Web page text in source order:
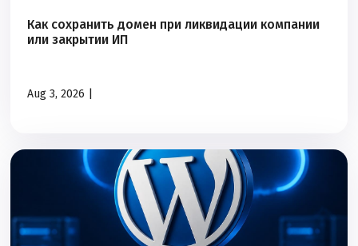
доменная зона
landing page
Как сохранить домен при ликвидации компании
или закрытии ИП
Aug 3, 2026 |